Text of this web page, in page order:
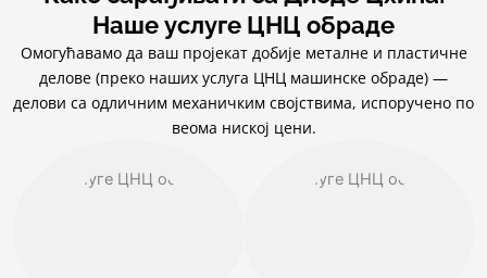
Наше услуге ЦНЦ обраде
Омогућавамо да ваш пројекат добије металне и пластичне
делове (преко наших услуга ЦНЦ машинске обраде) —
делови са одличним механичким својствима, испоручено по
веома ниској цени.